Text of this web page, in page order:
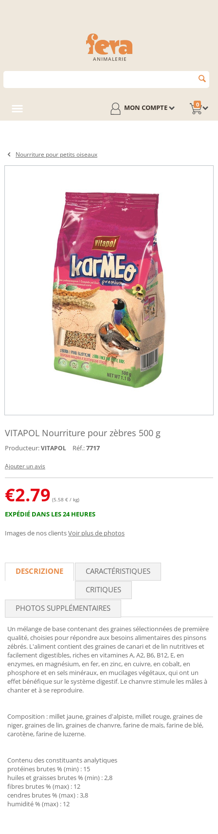
ANIMALERIE
0
MON COMPTE
Nourriture pour petits oiseaux
VITAPOL Nourriture pour zèbres 500 g
Producteur:VITAPOL Réf.:7717
Ajouter un avis
€2.79 (5.58 € / kg)
EXPÉDIÉ DANS LES 24 HEURES
Images de nos clientsVoir plus de photos
DESCRIZIONE
CARACTÉRISTIQUES
CRITIQUES
PHOTOS SUPPLÉMENTAIRES
Un mélange de base contenant des graines sélectionnées de première
qualité, choisies pour répondre aux besoins alimentaires des pinsons
zébrés. L'aliment contient des graines de canari et de lin nutritives et
facilement digestibles, riches en vitamines A, A2, B6, B12, E, en
enzymes, en magnésium, en fer, en zinc, en cuivre, en cobalt, en
phosphore et en sels minéraux, en mucilages végétaux, qui ont un
effet bénéfique sur le système digestif. Le chanvre stimule les mâles à
chanter et à se reproduire.
Composition : millet jaune, graines d'alpiste, millet rouge, graines de
niger, graines de lin, graines de chanvre, farine de maïs, farine de blé,
carotène, farine de luzerne.
Contenu des constituants analytiques
protéines brutes % (min) : 15
huiles et graisses brutes % (min) : 2,8
fibres brutes % (max) : 12
cendres brutes % (max) : 3,8
humidité % (max) : 12